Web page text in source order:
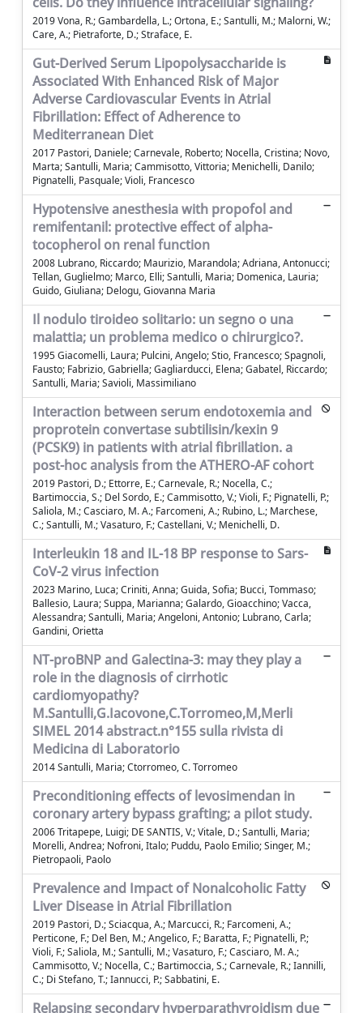
2019 Vona, R.; Gambardella, L.; Ortona, E.; Santulli, M.; Malorni, W.;
Care, A.; Pietraforte, D.; Straface, E.
Gut-Derived Serum Lipopolysaccharide is
Associated With Enhanced Risk of Major
Adverse Cardiovascular Events in Atrial
Fibrillation: Effect of Adherence to
Mediterranean Diet
2017 Pastori, Daniele; Carnevale, Roberto; Nocella, Cristina; Novo,
Marta; Santulli, Maria; Cammisotto, Vittoria; Menichelli, Danilo;
Pignatelli, Pasquale; Violi, Francesco
Hypotensive anesthesia with propofol and
remifentanil: protective effect of alpha-
tocopherol on renal function
2008 Lubrano, Riccardo; Maurizio, Marandola; Adriana, Antonucci;
Tellan, Guglielmo; Marco, Elli; Santulli, Maria; Domenica, Lauria;
Guido, Giuliana; Delogu, Giovanna Maria
Il nodulo tiroideo solitario: un segno o una
malattia; un problema medico o chirurgico?.
1995 Giacomelli, Laura; Pulcini, Angelo; Stio, Francesco; Spagnoli,
Fausto; Fabrizio, Gabriella; Gagliarducci, Elena; Gabatel, Riccardo;
Santulli, Maria; Savioli, Massimiliano
Interaction between serum endotoxemia and
proprotein convertase subtilisin/kexin 9
(PCSK9) in patients with atrial fibrillation. a
post-hoc analysis from the ATHERO-AF cohort
2019 Pastori, D.; Ettorre, E.; Carnevale, R.; Nocella, C.;
Bartimoccia, S.; Del Sordo, E.; Cammisotto, V.; Violi, F.; Pignatelli, P.;
Saliola, M.; Casciaro, M. A.; Farcomeni, A.; Rubino, L.; Marchese,
C.; Santulli, M.; Vasaturo, F.; Castellani, V.; Menichelli, D.
Interleukin 18 and IL-18 BP response to Sars-
CoV-2 virus infection
2023 Marino, Luca; Criniti, Anna; Guida, Sofia; Bucci, Tommaso;
Ballesio, Laura; Suppa, Marianna; Galardo, Gioacchino; Vacca,
Alessandra; Santulli, Maria; Angeloni, Antonio; Lubrano, Carla;
Gandini, Orietta
NT-proBNP and Galectina-3: may they play a
role in the diagnosis of cirrhotic
cardiomyopathy?
M.Santulli,G.Iacovone,C.Torromeo,M,Merli
SIMEL 2014 abstract.n°155 sulla rivista di
Medicina di Laboratorio
2014 Santulli, Maria; Ctorromeo, C. Torromeo
Preconditioning effects of levosimendan in
coronary artery bypass grafting; a pilot study.
2006 Tritapepe, Luigi; DE SANTIS, V.; Vitale, D.; Santulli, Maria;
Morelli, Andrea; Nofroni, Italo; Puddu, Paolo Emilio; Singer, M.;
Pietropaoli, Paolo
Prevalence and Impact of Nonalcoholic Fatty
Liver Disease in Atrial Fibrillation
2019 Pastori, D.; Sciacqua, A.; Marcucci, R.; Farcomeni, A.;
Perticone, F.; Del Ben, M.; Angelico, F.; Baratta, F.; Pignatelli, P.;
Violi, F.; Saliola, M.; Santulli, M.; Vasaturo, F.; Casciaro, M. A.;
Cammisotto, V.; Nocella, C.; Bartimoccia, S.; Carnevale, R.; Iannilli,
C.; Di Stefano, T.; Iannucci, P.; Sabbatini, E.
Relapsing secondary hyperparathyroidism due